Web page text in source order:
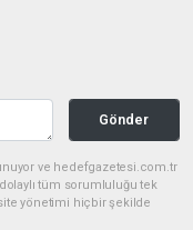
Gönder
ve hedefgazetesi.com.tr
tüm sorumluluğu tek
yönetimi hiçbir şekilde